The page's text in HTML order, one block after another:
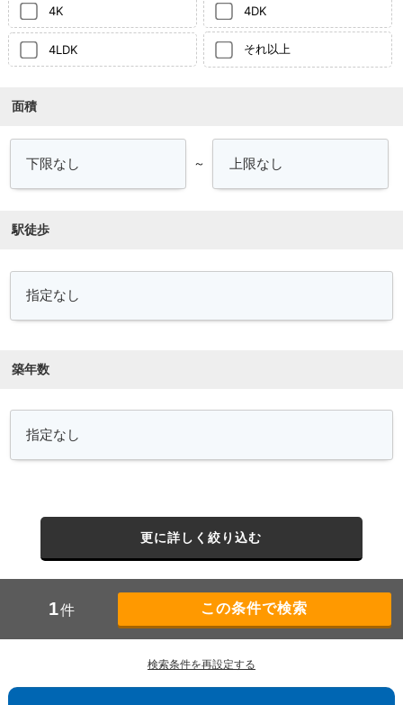
4K 4DK
4LDK それ以上
面積
～
駅徒歩
築年数
更に詳しく絞り込む
1件
検索条件を再設定する